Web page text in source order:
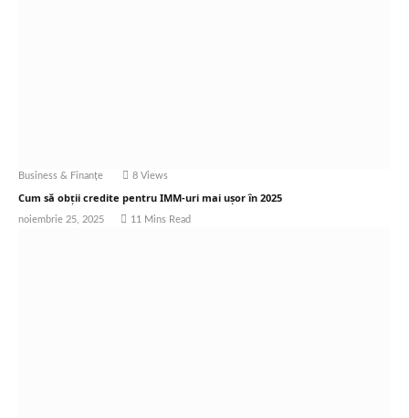
Business & Finanțe 8 Views
Cum să obții credite pentru IMM-uri mai ușor în 2025
noiembrie 25, 2025 11 Mins Read